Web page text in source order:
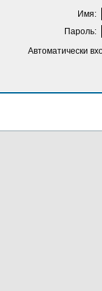
Имя:
Пароль:
Автоматически